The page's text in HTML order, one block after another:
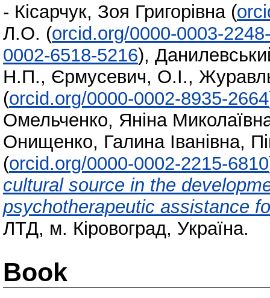
- Кісарчук, Зоя Григорівна (
Л.О. (orcid.org/0000-0003-
0002-6518-5216),
Н.П., Єрмусевич, О.І.,
(orcid.org/0000-0002-8935-2664
Омельченко, Яніна
Онищенко, Галина Іванівна,
(orcid.org/0000-0002-2215-6810
cultural source in the
psychotherapeutic assistance
ЛТД, м. Кіровоград, Україна.
Book